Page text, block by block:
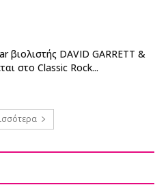
βιολιστής DAVID GARRETT &
στο Classic Rock...